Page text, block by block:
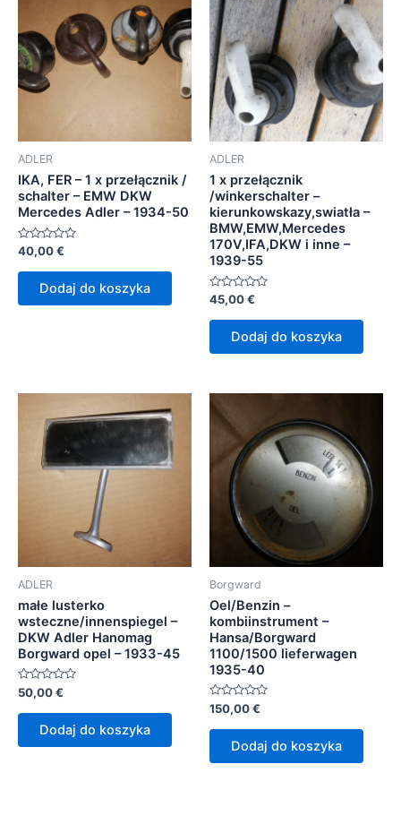
ADLER
IKA, FER – 1 x przełącznik /
schalter – EMW DKW
Mercedes Adler – 1934-50
Oceniono
na
40,00€
Dodaj do koszyka
ADLER
1 x przełącznik
/winkerschalter –
kierunkowskazy,swiatła –
BMW,EMW,Mercedes
170V,IFA,DKW i inne –
1939-55
Oceniono
na
45,00€
Dodaj do koszyka
ADLER
małe lusterko
wsteczne/innenspiegel –
DKW Adler Hanomag
Borgward opel – 1933-45
Oceniono
0
na
50,00€
Dodaj do koszyka
Borgward
Oel/Benzin –
kombiinstrument –
Hansa/Borgward
1100/1500 lieferwagen
1935-40
Oceniono
0
na
150,00€
Dodaj do koszyka